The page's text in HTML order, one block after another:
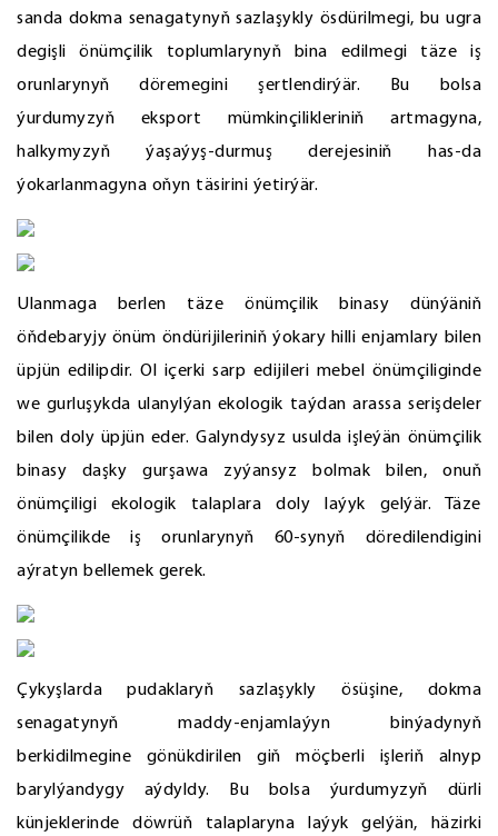
sanda dokma senagatynyň sazlaşykly ösdürilmegi, bu ugra
degişli önümçilik toplumlarynyň bina edilmegi täze iş
orunlarynyň döremegini şertlendirýär. Bu bolsa
ýurdumyzyň eksport mümkinçilikleriniň artmagyna,
halkymyzyň ýaşaýyş-durmuş derejesiniň has-da
ýokarlanmagyna oňyn täsirini ýetirýär.
Ulanmaga berlen täze önümçilik binasy dünýäniň
öňdebaryjy önüm öndürijileriniň ýokary hilli enjamlary bilen
üpjün edilipdir. Ol içerki sarp edijileri mebel önümçiliginde
we gurluşykda ulanylýan ekologik taýdan arassa serişdeler
bilen doly üpjün eder. Galyndysyz usulda işleýän önümçilik
binasy daşky gurşawa zyýansyz bolmak bilen, onuň
önümçiligi ekologik talaplara doly laýyk gelýär. Täze
önümçilikde iş orunlarynyň 60-synyň döredilendigini
aýratyn bellemek gerek.
Çykyşlarda pudaklaryň sazlaşykly ösüşine, dokma
senagatynyň maddy-enjamlaýyn binýadynyň
berkidilmegine gönükdirilen giň möçberli işleriň alnyp
barylýandygy aýdyldy. Bu bolsa ýurdumyzyň dürli
künjeklerinde döwrüň talaplaryna laýyk gelýän, häzirki